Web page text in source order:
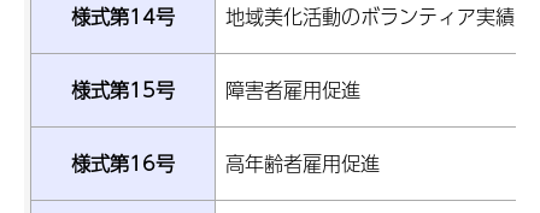
様式第14号 地域美化活動のボランティア実績
様式第15号 障害者雇用促進
様式第16号 高年齢者雇用促進